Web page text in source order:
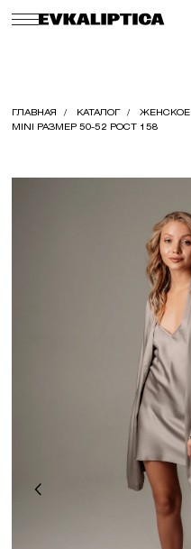
ГЛАВНАЯ КАТАЛОГ ЖЕНСКОЕ
MINI РАЗМЕР 50-52 РОСТ 158